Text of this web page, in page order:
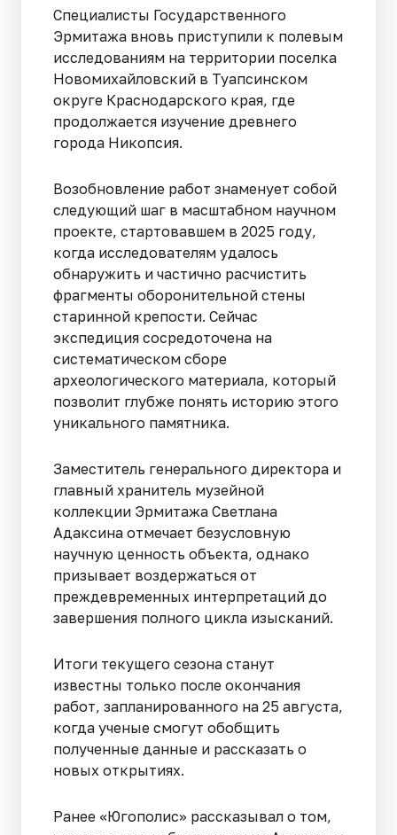
Специалисты Государственного
Эрмитажа вновь приступили к полевым
исследованиям на территории поселка
Новомихайловский в Туапсинском
округе Краснодарского края, где
продолжается изучение древнего
города Никопсия.
Возобновление работ знаменует собой
следующий шаг в масштабном научном
проекте, стартовавшем в 2025 году,
когда исследователям удалось
обнаружить и частично расчистить
фрагменты оборонительной стены
старинной крепости. Сейчас
экспедиция сосредоточена на
систематическом сборе
археологического материала, который
позволит глубже понять историю этого
уникального памятника.
Заместитель генерального директора и
главный хранитель музейной
коллекции Эрмитажа Светлана
Адаксина отмечает безусловную
научную ценность объекта, однако
призывает воздержаться от
преждевременных интерпретаций до
завершения полного цикла изысканий.
Итоги текущего сезона станут
известны только после окончания
работ, запланированного на 25 августа,
когда ученые смогут обобщить
полученные данные и рассказать о
новых открытиях.
Ранее «Югополис» рассказывал о том,